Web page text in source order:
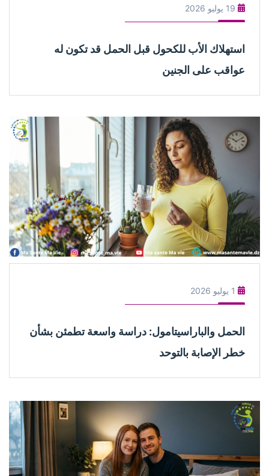
الأب للكحول قبل الحمل قد تكون له
على الجنين
والباراسيتامول: دراسة واسعة تطمئن بشأن
الإصابة بالتوحد